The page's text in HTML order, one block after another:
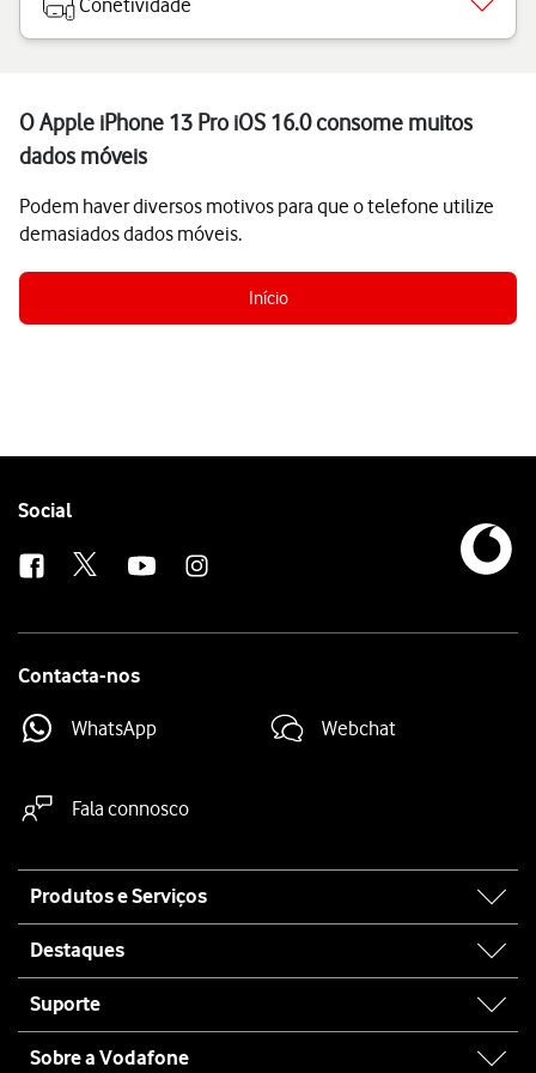
Conetividade
O Apple iPhone 13 Pro iOS 16.0 consome muitos
dados móveis
Podem haver diversos motivos para que o telefone utilize
demasiados dados móveis.
Início
Follow
Social
Contacta-nos
WhatsApp Webchat
Fala connosco
map
Produtos e Serviços
Destaques
Suporte
Sobre a Vodafone